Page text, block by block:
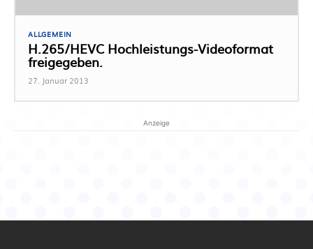
ALLGEMEIN
H.265/HEVC Hochleistungs-Videoformat
freigegeben.
27. Januar 2013
Anzeige